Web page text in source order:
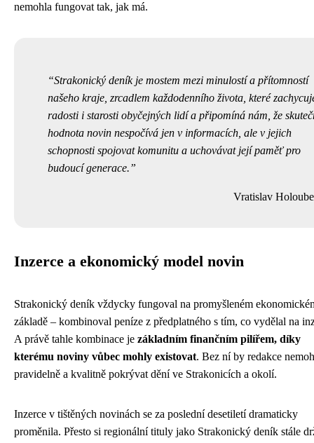
nemohla fungovat tak, jak má.
Strakonický deník je mostem mezi minulostí a přítomností
našeho kraje, zrcadlem každodenního života, které
radosti i starosti obyčejných lidí a připomíná nám, že
hodnota novin nespočívá jen v informacích, ale v jejich
schopnosti spojovat komunitu a uchovávat její paměť pro
budoucí generace.
Vratislav
Inzerce a ekonomický model novin
Strakonický deník vždycky fungoval na promyšleném
základě – kombinoval peníze z předplatného s tím, co vydělal na
A právě tahle kombinace je základním finančním pilířem, díky
kterému noviny vůbec mohly existovat. Bez ní by redakce
pravidelně a kvalitně pokrývat dění ve Strakonicích a okolí.
Inzerce v tištěných novinách se za poslední desetiletí dramaticky
proměnila. Přesto si regionální tituly jako Strakonický deník stále